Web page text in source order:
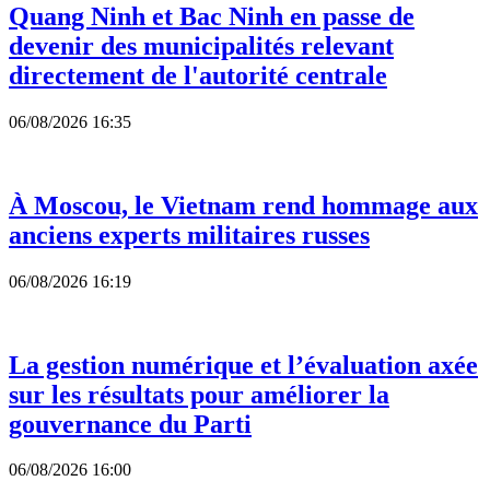
Quang Ninh et Bac Ninh en passe de
devenir des municipalités relevant
directement de l'autorité centrale
06/08/2026 16:35
À Moscou, le Vietnam rend hommage aux
anciens experts militaires russes
06/08/2026 16:19
La gestion numérique et l’évaluation axée
sur les résultats pour améliorer la
gouvernance du Parti
06/08/2026 16:00